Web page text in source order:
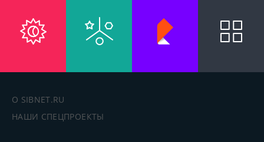
О SIBNET.RU
НАШИ СПЕЦПРОЕКТЫ